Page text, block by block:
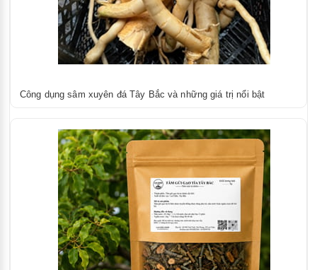
Công dụng sâm xuyên đá Tây Bắc và những giá trị nổi bật